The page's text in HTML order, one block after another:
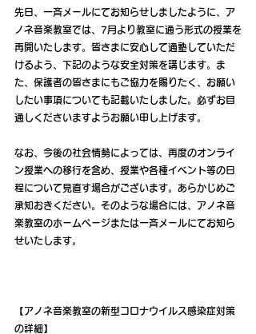
先日、一斉メールにてお知らせしましたように、ア
ノネ音楽教室では、7月より教室に通う形式の授業を
再開いたします。皆さまに安心して通塾していただ
けるよう、下記のような安全対策を講じます。ま
た、保護者の皆さまにもご協力を賜りたく、お願い
したい事項についても記載いたしました。必ずお目
通しくださいますようお願い申し上げます。
なお、今後の社会情勢によっては、再度のオンライ
ン授業への移行を含め、授業や各種イベント等の日
程について見直す場合がございます。あらかじめご
承知おきください。そのような場合には、アノネ音
楽教室のホームページまたは一斉メールにてお知ら
せいたします。
【アノネ音楽教室の新型コロナウイルス感染症対策
の詳細】